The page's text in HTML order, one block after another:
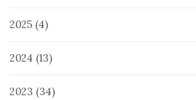
2025 (4)
2024 (13)
2023 (34)